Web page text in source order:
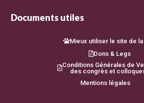
Documents utiles
Mieux utiliser le site de la
Dons & Legs
Conditions Générales de
des congrès et
Mentions légales